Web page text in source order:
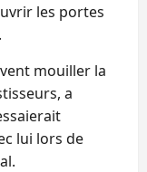
les portes
mouiller la
a
lui lors de